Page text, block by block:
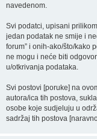
navedenom.
Svi podatci, upisani
jedan podatak ne smije i
forum” i onih-ako/što/kako
ne mogu i neće biti
u/otkrivanja podataka.
Svi postovi [poruke] na
autora/ica tih postova,
osobe koje sudjeluju u
sadržaj tih postova